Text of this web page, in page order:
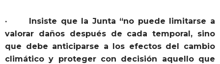
· Insiste que la Junta “no puede limitarse a
valorar daños después de cada temporal, sino
que debe anticiparse a los efectos del cambio
climático y proteger con decisión aquello que